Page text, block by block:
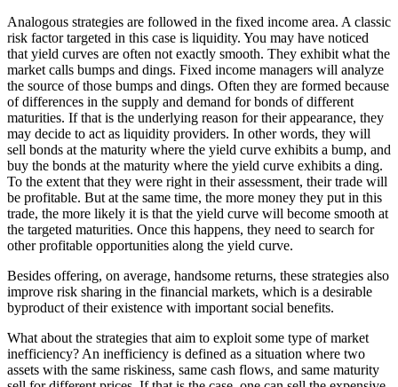
Analogous strategies are followed in the fixed income area. A classic
risk factor targeted in this case is liquidity. You may have noticed
that yield curves are often not exactly smooth. They exhibit what the
market calls bumps and dings. Fixed income managers will analyze
the source of those bumps and dings. Often they are formed because
of differences in the supply and demand for bonds of different
maturities. If that is the underlying reason for their appearance, they
may decide to act as liquidity providers. In other words, they will
sell bonds at the maturity where the yield curve exhibits a bump, and
buy the bonds at the maturity where the yield curve exhibits a ding.
To the extent that they were right in their assessment, their trade will
be profitable. But at the same time, the more money they put in this
trade, the more likely it is that the yield curve will become smooth at
the targeted maturities. Once this happens, they need to search for
other profitable opportunities along the yield curve.
Besides offering, on average, handsome returns, these strategies also
improve risk sharing in the financial markets, which is a desirable
byproduct of their existence with important social benefits.
What about the strategies that aim to exploit some type of market
inefficiency? An inefficiency is defined as a situation where two
assets with the same riskiness, same cash flows, and same maturity